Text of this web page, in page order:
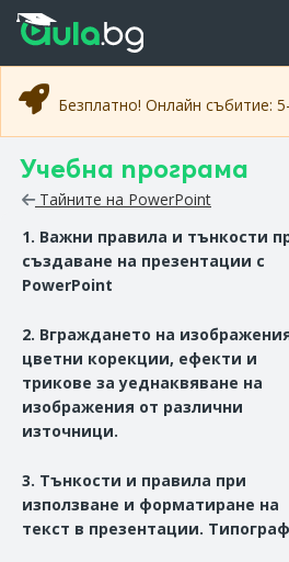
Прескочи към основното съдържание
Прескочи към навигацията
Безплатно! Онлайн събитие:
Учебна програма
Тайните на PowerPoint
1. Важни правила и тънкости
създаване на презентации с
PowerPoint
2. Вграждането на
цветни корекции, ефекти и
трикове за уеднаквяване на
изображения от различни
източници.
3. Тънкости и правила при
използване и форматиране на
текст в презентации.